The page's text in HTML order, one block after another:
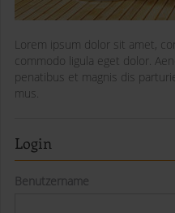
Lorem ipsum dolor sit amet,
commodo ligula eget dolor.
penatibus et magnis dis
mus.
Login
Benutzername